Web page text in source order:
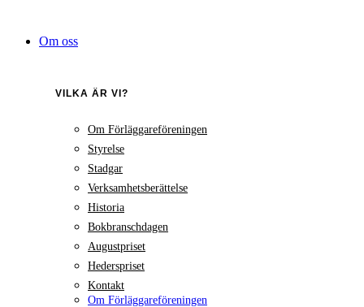
innehållOm oss
VILKA ÄR VI?
Om Förläggareföreningen
Styrelse
Stadgar
Verksamhetsberättelse
Historia
Bokbranschdagen
Augustpriset
Hederspriset
Kontakt
Om Förläggareföreningen